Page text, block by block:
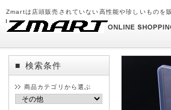
Zmartは店頭販売されていない高性能や珍しいものを
■ 検索条件
商品カテゴリから選ぶ